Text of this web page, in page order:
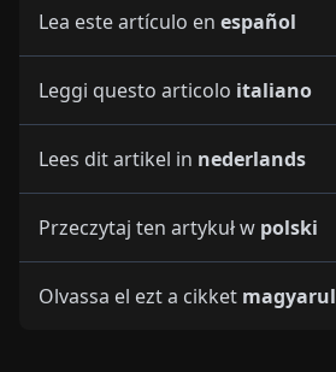
Lea este artículo en español
Leggi questo articolo italiano
Lees dit artikel in nederlands
Przeczytaj ten artykuł w polski
Olvassa el ezt a cikket magyarul